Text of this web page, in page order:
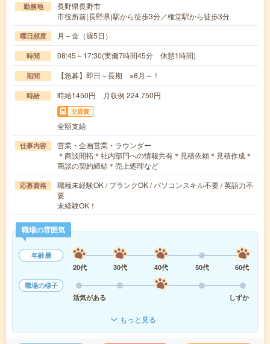
勤務地
長野県長野市
市役所前(長野県)駅から徒歩3分／権堂駅から徒歩3分
曜日頻度 月～金（週5日）
時間 08:45～17:30(実働7時間45分 休憩1時間)
期間 【急募】即日～長期 ※8月～！
時給 時給1450円 月収例 224,750円
交通費
全額支給
仕事内容
営業・企画営業・ラウンダー
＊商談開拓＊社内部門への情報共有＊見積依頼＊見積作成＊
商談の契約締結＊売上処理など
応募資格
職種未経験OK / ブランクOK / パソコンスキル不要 / 英語力不
要
未経験OK！
職場の雰囲気
年齢層
20代
30代 40代 50代
60代
職場の様子
活気がある
しずか
もっと見る